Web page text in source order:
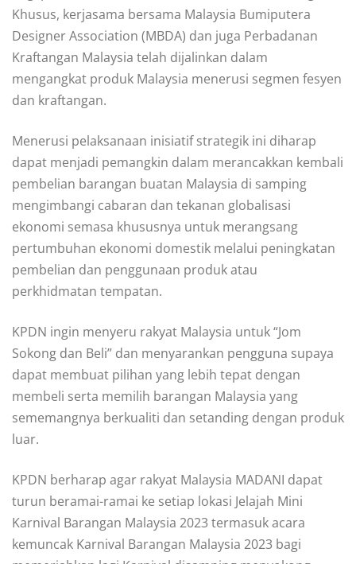
Khusus, kerjasama bersama Malaysia Bumiputera
Designer Association (MBDA) dan juga Perbadanan
Kraftangan Malaysia telah dijalinkan dalam
mengangkat produk Malaysia menerusi segmen fesyen
dan kraftangan.
Menerusi pelaksanaan inisiatif strategik ini diharap
dapat menjadi pemangkin dalam merancakkan kembali
pembelian barangan buatan Malaysia di samping
mengimbangi cabaran dan tekanan globalisasi
ekonomi semasa khususnya untuk merangsang
pertumbuhan ekonomi domestik melalui peningkatan
pembelian dan penggunaan produk atau
perkhidmatan tempatan.
KPDN ingin menyeru rakyat Malaysia untuk “Jom
Sokong dan Beli” dan menyarankan pengguna supaya
dapat membuat pilihan yang lebih tepat dengan
membeli serta memilih barangan Malaysia yang
sememangnya berkualiti dan setanding dengan produk
luar.
KPDN berharap agar rakyat Malaysia MADANI dapat
turun beramai-ramai ke setiap lokasi Jelajah Mini
Karnival Barangan Malaysia 2023 termasuk acara
kemuncak Karnival Barangan Malaysia 2023 bagi